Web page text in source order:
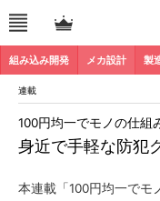
組み込み開発 メカ設計 製
連載
身近で手軽な防犯
100円均一でモノの仕組
本連載「100円均一でモ